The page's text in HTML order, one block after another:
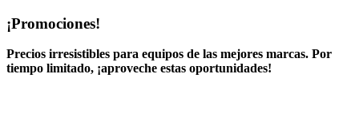
¡Promociones!
Precios irresistibles para equipos de las mejores marcas. Por
tiempo limitado, ¡aproveche estas oportunidades!